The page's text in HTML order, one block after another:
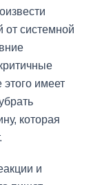
от системной
этого имеет
которая
и